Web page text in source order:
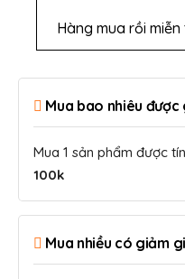
Hàng mua rồi
Mua bao nhiêu được
Mua 1 sản phẩm được
100k
Mua nhiều có giảm